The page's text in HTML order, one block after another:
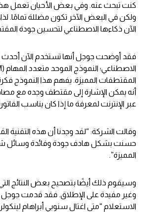
كنت تبحث عنه. وفي بعض الأحيان تعمل هذه
ولكن في البعض الآخر تكون مضللة تمامًا.
الآن ذكاءها الاصطناعي لتحسين جودة
فقد أوضحت جوجل أنها تستخدم الآن أحدث
المقتطفات المميزة. يفهم هذا النموذج
أنه يمكن الإشارة إلى مقتطف وجده مع
عبر الإنترنت لمعرفة ما إذا كان يناسب
وقالت الشركة: “لقد وجدنا أن هذه التقنية
حسنت بشكل هادف جودة وفائدة وسائل
المميزة”.
وسيقوم ذلك أيضًا بتصحيح بعض النتائج
وغير مفيدة على الإطلاق. فقد قدمت جوجل
الاستعلام “متى اغتال سنوبي أبراهام